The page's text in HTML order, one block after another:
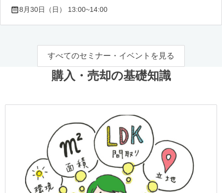
8月30日（日） 13:00~14:00
すべてのセミナー・イベントを見る
購入・売却の基礎知識